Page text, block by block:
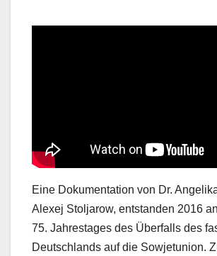
Eine Dokumentation von Dr.
Alexej Stoljarow, entstanden 2016
75. Jahrestages des Überfalls des
Deutschlands auf die Sowjetunion.